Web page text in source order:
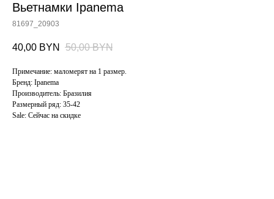
Вьетнамки Ipanema
81697_20903
40,00 BYN 50,00 BYN
Примечание: маломерят на 1 размер.
Бренд: Ipanema
Производитель: Бразилия
Размерный ряд: 35-42
Sale: Cейчас на скидке